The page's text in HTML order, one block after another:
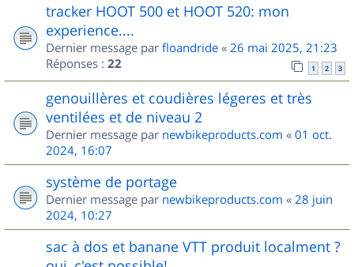
tracker HOOT 500 et HOOT 520: mon
experience....
Dernier message par floandride « 26 mai 2025, 21:23
Réponses : 22 1 2 3
genouillères et coudières légeres et très
ventilées et de niveau 2
Dernier message par newbikeproducts.com « 01 oct.
2024, 16:07
système de portage
Dernier message par newbikeproducts.com « 28 juin
2024, 10:27
sac à dos et banane VTT produit localment ?